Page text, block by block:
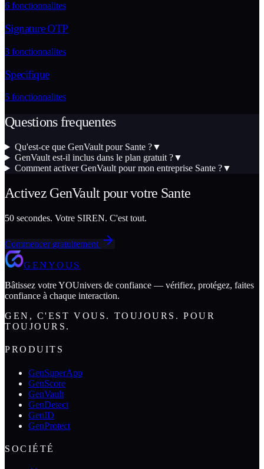
6 fonctionnalites
Signature OTP
3 fonctionnalites
Specifique
5 fonctionnalites
Questions frequentes
Qu'est-ce que GenVault pour Sante ?▼
GenVault est-il inclus dans le plan gratuit ?▼
Comment activer GenVault pour mon entreprise Sante ?▼
Activez GenVaultpour votre Sante
50 secondes. Votre SIREN. C'est tout.
Commencer gratuitement
GENYOUS
Bâtissez votre YOUnivers de confiance — vérifiez, protégez, faites
confiance à chaque interaction.
GEN, C'EST VOUS. TOUJOURS. POUR
TOUJOURS.
PRODUITS
GenSuperApp
GenScore
GenVault
GenDetect
GenID
GenProtect
SOCIÉTÉ